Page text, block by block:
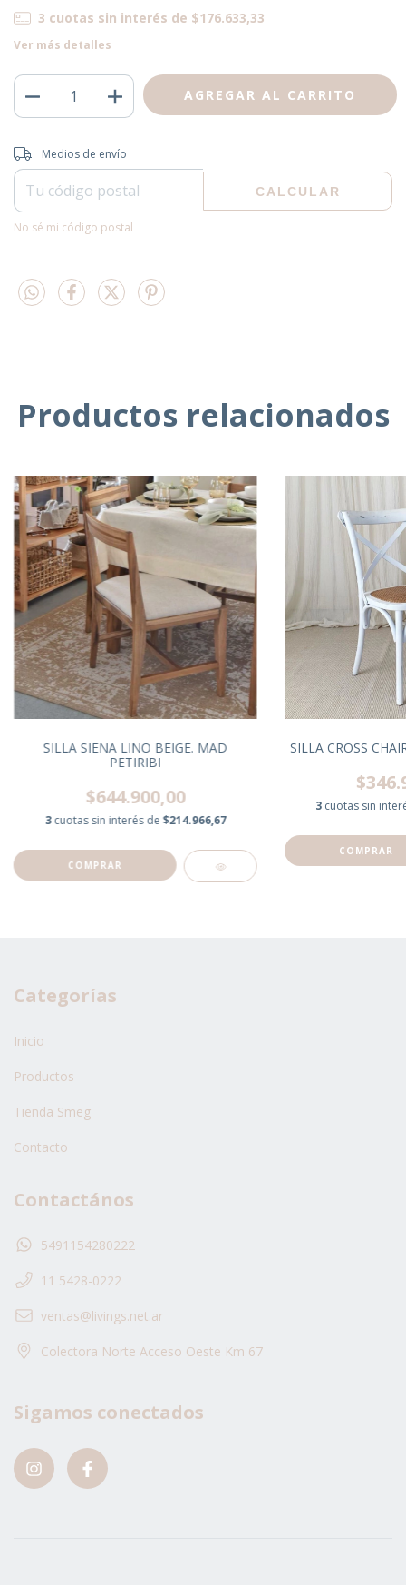
3 cuotas sin interés de $176.633,33
Ver más detalles
Entregas para el CP:
Medios de envío
CALCULAR
No sé mi código postal
Productos relacionados
SILLA SIENA LINO BEIGE. MAD
PETIRIBI
$644.900,00
3 cuotas sin interés de$214.966,67
SILLA CROSS
3 cuotas sin
Categorías
Inicio
Productos
Tienda Smeg
Contacto
Contactános
5491154280222
11 5428-0222
ventas@livings.net.ar
Colectora Norte Acceso Oeste Km 67
Sigamos conectados